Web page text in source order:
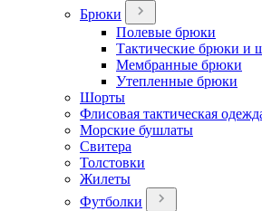
Брюки
Полевые брюки
Тактические брюки и
Мембранные брюки
Утепленные брюки
Шорты
Флисовая тактическая
Морские бушлаты
Свитера
Толстовки
Жилеты
Футболки